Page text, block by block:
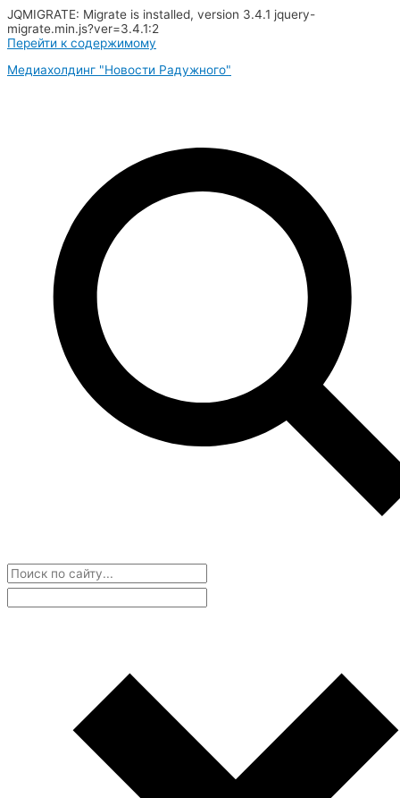
JQMIGRATE: Migrate is installed, version 3.4.1 jquery-
migrate.min.js?ver=3.4.1:2
Перейти к содержимому
Медиахолдинг "Новости Радужного"